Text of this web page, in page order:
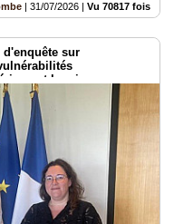
| 31/07/2026 | Vu 70817 fois
sur
et les risques pour